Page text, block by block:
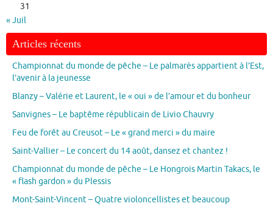
31
« Juil
Articles récents
Championnat du monde de pêche – Le palmarès appartient à l’Est,
l’avenir à la jeunesse
Blanzy – Valérie et Laurent, le « oui » de l’amour et du bonheur
Sanvignes – Le baptême républicain de Livio Chauvry
Feu de forêt au Creusot – Le « grand merci » du maire
Saint-Vallier – Le concert du 14 août, dansez et chantez !
Championnat du monde de pêche – Le Hongrois Martin Takacs, le
« flash gardon » du Plessis
Mont-Saint-Vincent – Quatre violoncellistes et beaucoup